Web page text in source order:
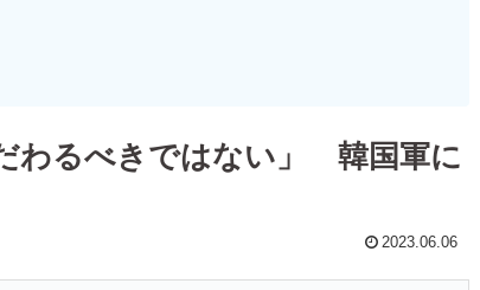
わるべきではない」 韓国軍に
2023.06.06